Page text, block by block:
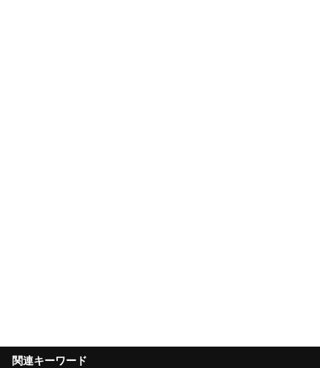
関連キーワード